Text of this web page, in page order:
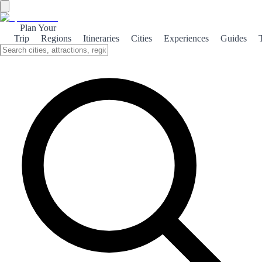
Plan Your
Trip
Regions Itineraries Cities Experiences Guides
Explore the rich culinary heritage of León, where traditional flavors
meet modern creativity in a vibrant food scene.
About the theme
León, a hidden gem in Spain, is renowned for its rich culinary
traditions that reflect the region's history and culture. From hearty
stews to exquisite tapas, the local cuisine is a feast for the senses.
One cannot visit León without indulging in its famous 'cocido
maragato,' a robust stew that showcases the region's agricultural
bounty. Pair it with a glass of local wine, and you have a true taste
of León. The city's vibrant food markets and charming tapas bars